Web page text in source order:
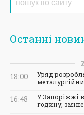
Останні
18:00
Уряд
16:48
У Запоріжжі
годину,